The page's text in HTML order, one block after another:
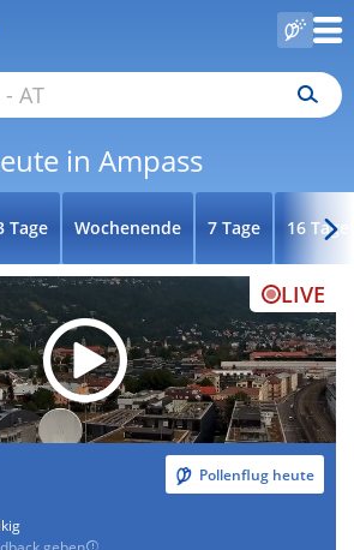
in Ampass
Tage Wochenende 7 Tage 16 Tage
LIVE
Pollenflug heute